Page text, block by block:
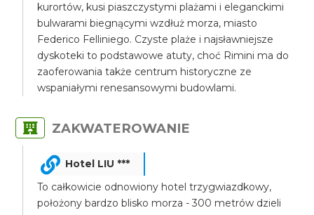
kurortów, kusi piaszczystymi plażami i eleganckimi
bulwarami biegnącymi wzdłuż morza, miasto
Federico Felliniego. Czyste plaże i najsławniejsze
dyskoteki to podstawowe atuty, choć Rimini ma do
zaoferowania także centrum historyczne ze
wspaniałymi renesansowymi budowlami.
ZAKWATEROWANIE
Hotel LIU ***
To całkowicie odnowiony hotel trzygwiazdkowy,
położony bardzo blisko morza - 300 metrów dzieli